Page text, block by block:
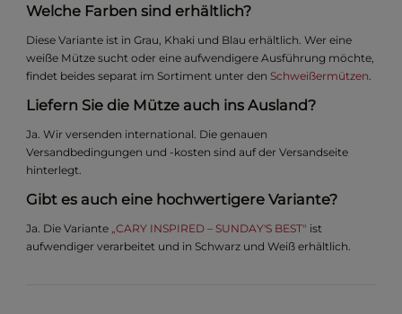
Welche Farben sind erhältlich?
Diese Variante ist in Grau, Khaki und Blau erhältlich. Wer eine
weiße Mütze sucht oder eine aufwendigere Ausführung möchte,
findet beides separat im Sortiment unter den Schweißermützen
Liefern Sie die Mütze auch ins Ausland?
Ja. Wir versenden international. Die genauen
Versandbedingungen und -kosten sind auf der Versandseite
hinterlegt.
Gibt es auch eine hochwertigere Variante?
Ja. Die Variante „CARY INSPIRED – SUNDAY'S BEST" ist
aufwendiger verarbeitet und in Schwarz und Weiß erhältlich.